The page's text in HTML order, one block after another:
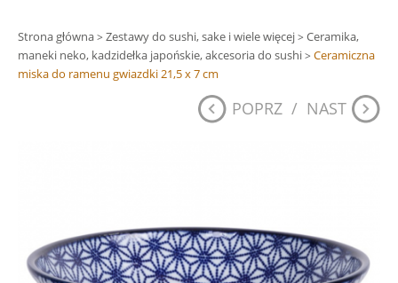
Strona główna> Zestawy do sushi, sake i wiele więcej> Ceramika,
maneki neko, kadzidełka japońskie, akcesoria do sushi> Ceramiczna
miska do ramenu gwiazdki 21,5 x 7 cm
POPRZ / NAST